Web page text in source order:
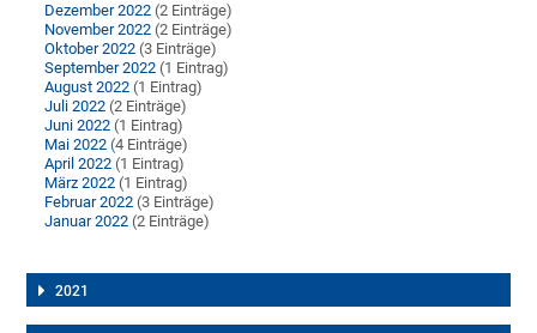
Dezember 2022 (2 Einträge)
November 2022 (2 Einträge)
Oktober 2022 (3 Einträge)
September 2022 (1 Eintrag)
August 2022 (1 Eintrag)
Juli 2022 (2 Einträge)
Juni 2022 (1 Eintrag)
Mai 2022 (4 Einträge)
April 2022 (1 Eintrag)
März 2022 (1 Eintrag)
Februar 2022 (3 Einträge)
Januar 2022 (2 Einträge)
2021